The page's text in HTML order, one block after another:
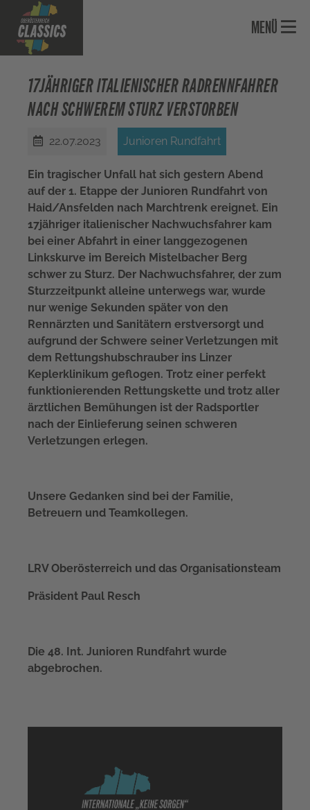
MENÜ
17JÄHRIGER ITALIENISCHER RADRENNFAHRER
NACH SCHWEREM STURZ VERSTORBEN
22.07.2023 Junioren Rundfahrt
Ein tragischer Unfall hat sich gestern Abend
auf der 1. Etappe der Junioren Rundfahrt von
Haid/Ansfelden nach Marchtrenk ereignet. Ein
17jähriger italienischer Nachwuchsfahrer kam
bei einer Abfahrt in einer langgezogenen
Linkskurve im Bereich Mistelbacher Berg
schwer zu Sturz. Der Nachwuchsfahrer, der zum
Sturzzeitpunkt alleine unterwegs war, wurde
nur wenige Sekunden später von den
Rennärzten und Sanitätern erstversorgt und
aufgrund der Schwere seiner Verletzungen mit
dem Rettungshubschrauber ins Linzer
Keplerklinikum geflogen. Trotz einer perfekt
funktionierenden Rettungskette und trotz aller
ärztlichen Bemühungen ist der Radsportler
nach der Einlieferung seinen schweren
Verletzungen erlegen.
Unsere Gedanken sind bei der Familie,
Betreuern und Teamkollegen.
LRV Oberösterreich und das Organisationsteam
Präsident Paul Resch
Die 48. Int. Junioren Rundfahrt wurde
abgebrochen.